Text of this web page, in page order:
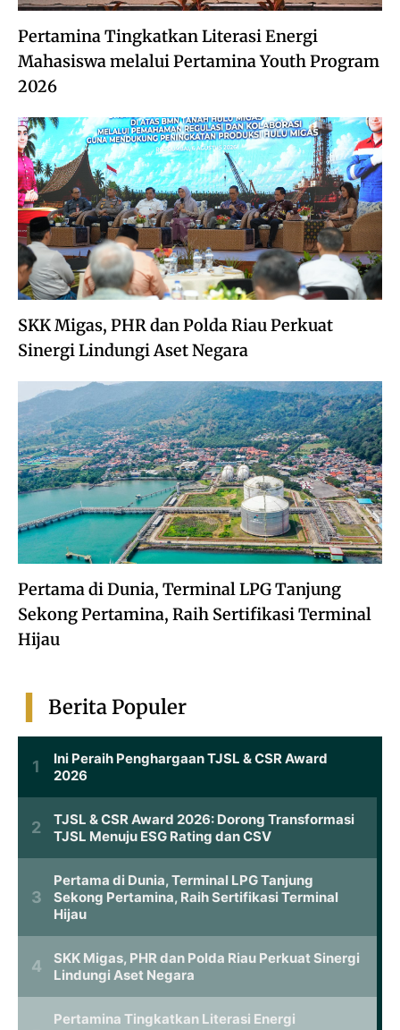
Pertamina Tingkatkan Literasi Energi
Mahasiswa melalui Pertamina Youth Program
2026
SKK Migas, PHR dan Polda Riau Perkuat
Sinergi Lindungi Aset Negara
Pertama di Dunia, Terminal LPG Tanjung
Sekong Pertamina, Raih Sertifikasi Terminal
Hijau
Berita Populer